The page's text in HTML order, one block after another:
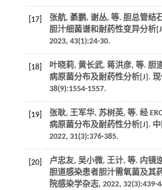
[17] 张航, 綦鹏, 谢丛, 等. 胆总管结
胆汁细菌谱和耐药性变异分析
2023, 43(1):24-30.
[18] 叶晓莉, 黄长武, 蒋洪彦, 等. 胆
病原菌分布及耐药性分析[J].
38(9):1554-1557.
[19] 张耿, 王军华, 苏树英, 等. 经
病原菌分布及耐药性分析[J].
2022, 31(3):376-385.
[20] 卢忠友, 吴小微, 王计, 等. 内镜
胆道感染患者胆汁需氧菌及其
院感染学杂志, 2022, 32(3):439-